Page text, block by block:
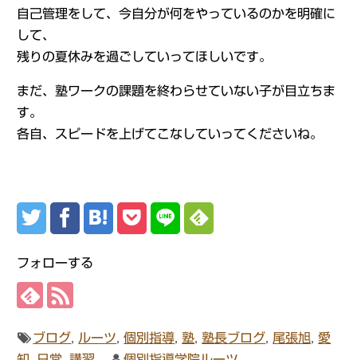
自己管理をして、今自分が何をやっているのかを明確に
して、
残りの夏休みを過ごしていってほしいです。
まだ、塾ワークの課題を終わらせていない子が目立ちま
す。
各自、スピードを上げてこなしていってくださいね。
フォローする
ブログ ルーツ ,個別指導 ,塾 ,塾長ブログ 尾張旭
愛